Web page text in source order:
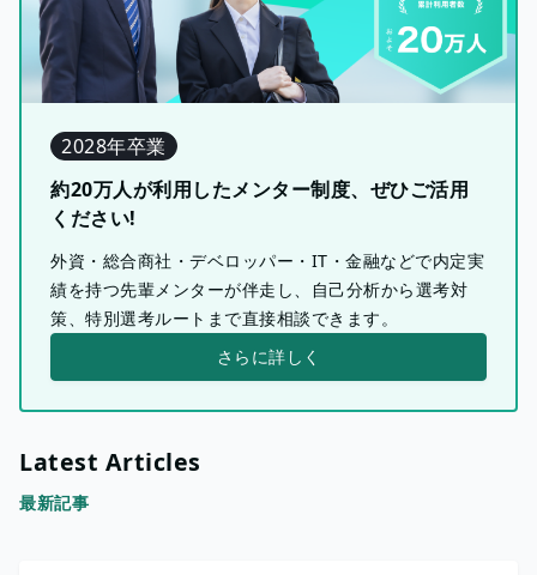
2028年卒業
約20万人が利用したメンター制度、ぜひご活用
ください!
外資・総合商社・デベロッパー・IT・金融などで内定実
績を持つ先輩メンターが伴走し、自己分析から選考対
策、特別選考ルートまで直接相談できます。
さらに詳しく
Latest Articles
最新記事